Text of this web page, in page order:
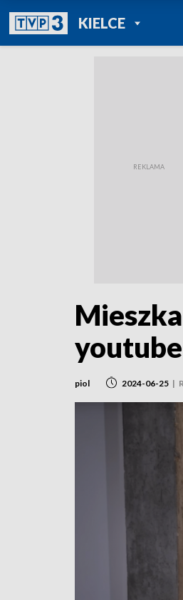
KIELCEPOWRÓT DO
TVP REGIONY
piol 2024-06-25 |